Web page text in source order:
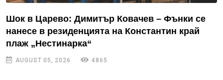
Шок в Царево: Димитър Ковачев – Фънки се
нанесе в резиденцията на Константин край
плаж „Нестинарка“
AUGUST 05, 2026 4865